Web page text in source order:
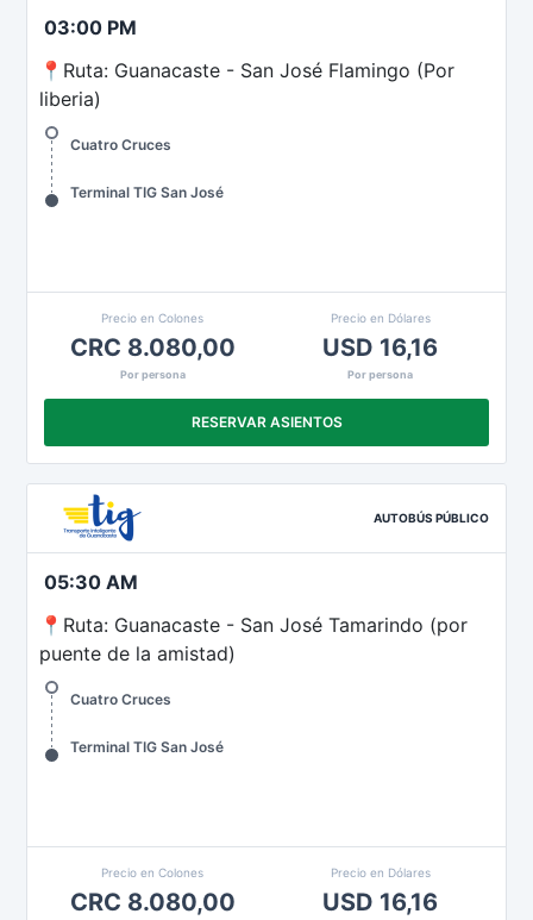
03:00 PM
📍Ruta: Guanacaste - San José Flamingo (Por
liberia)
Cuatro Cruces
Terminal TIG San José
Precio en Colones
CRC 8.080,00
Por persona
Precio en Dólares
USD 16,16
Por persona
RESERVAR ASIENTOS
AUTOBÚS PÚBLICO
05:30 AM
📍Ruta: Guanacaste - San José Tamarindo (por
puente de la amistad)
Cuatro Cruces
Terminal TIG San José
Precio en Colones
CRC 8.080,00
Precio en Dólares
USD 16,16